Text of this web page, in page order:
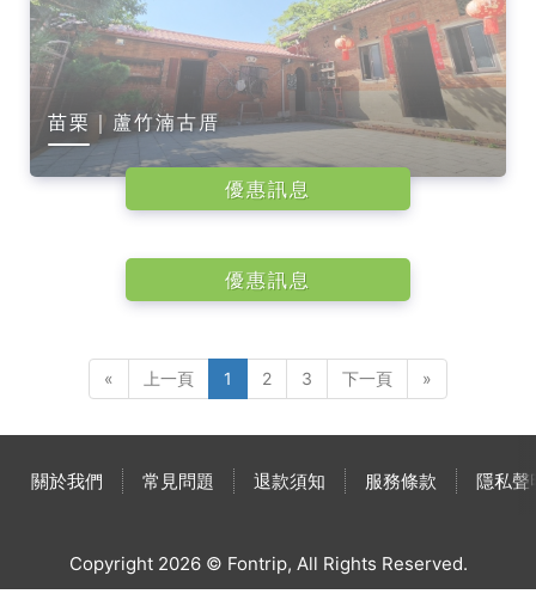
苗栗｜蘆竹湳古厝
優惠訊息